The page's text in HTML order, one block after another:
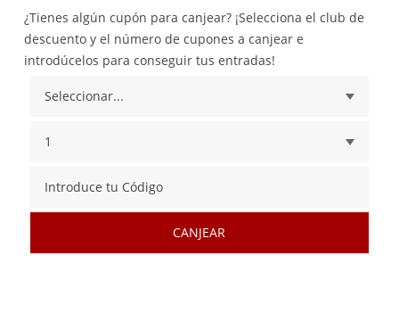
¿Tienes algún cupón para canjear? ¡Selecciona el club de
descuento y el número de cupones a canjear e
introdúcelos para conseguir tus entradas!
CANJEAR